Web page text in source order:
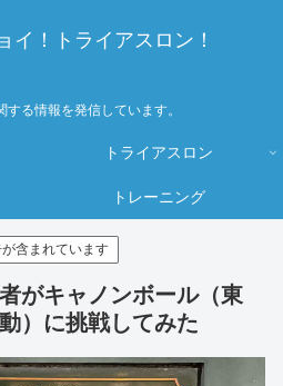
イ！トライアスロン！
する情報を発信しています。
トライアスロン
トレーニング
含まれています
がキャノンボール（東
）に挑戦してみた